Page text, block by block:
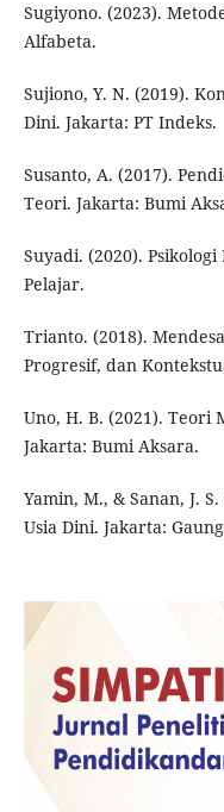
Sugiyono. (2023).
Alfabeta.
Sujiono, Y. N. (2019).
Dini. Jakarta: PT Indeks.
Susanto, A. (2017).
Teori. Jakarta: Bumi
Suyadi. (2020).
Pelajar.
Trianto. (2018).
Progresif, dan
Uno, H. B. (2021). Teori
Jakarta: Bumi Aksara.
Yamin, M., & Sanan, J.
Usia Dini. Jakarta: